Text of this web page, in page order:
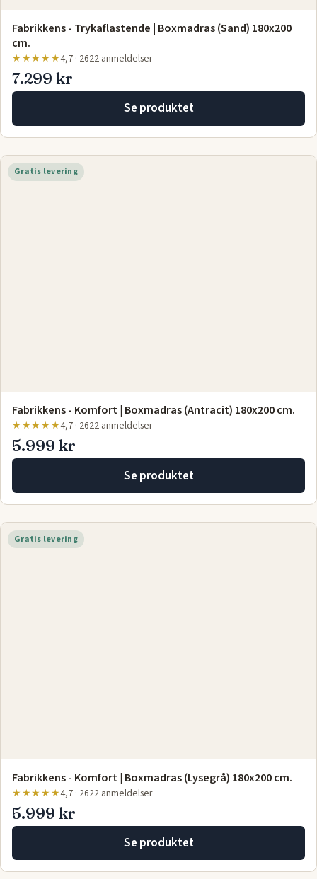
Fabrikkens - Trykaflastende | Boxmadras (Sand) 180x200
cm.
★★★★★4,7 · 2622 anmeldelser
7.299 kr
Se produktet
Gratis levering
Fabrikkens - Komfort | Boxmadras (Antracit) 180x200 cm.
★★★★★4,7 · 2622 anmeldelser
5.999 kr
Se produktet
Gratis levering
Fabrikkens - Komfort | Boxmadras (Lysegrå) 180x200 cm.
★★★★★4,7 · 2622 anmeldelser
5.999 kr
Se produktet